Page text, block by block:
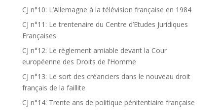
CJ n°10: L’Allemagne à la télévision française en 1984
CJ n°11: Le trentenaire du Centre d’Etudes Juridiques
Françaises
CJ n°12: Le règlement amiable devant la Cour
européenne des Droits de l’Homme
CJ n°13: Le sort des créanciers dans le nouveau droit
français de la faillite
CJ n°14: Trente ans de politique pénitentiaire française